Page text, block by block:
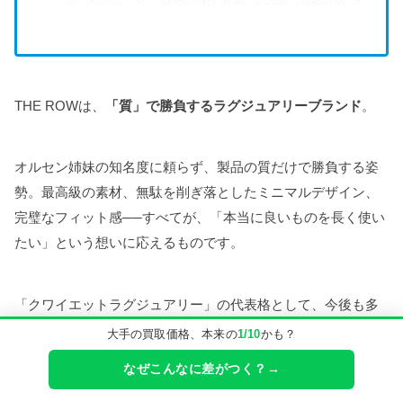
大手の買取価格、本来の1/10かも？
なぜこんなに差がつく？→
THE ROWは、 「質」で勝負するラグジュアリーブランド。
オルセン姉妹の知名度に頼らず、製品の質だけで勝負する姿
勢。最高級の素材、無駄を削ぎ落としたミニマルデザイン、
完璧なフィット感──すべてが、「本当に良いものを長く使い
たい」という想いに応えるものです。
「クワイエットラグジュアリー」の代表格として、今後も多
くの人を魅了し続けることでしょう。